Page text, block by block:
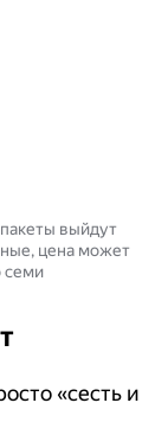
выйдут
цена может
семи
«сесть и